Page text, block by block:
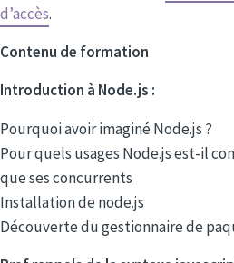
d’accès.
Contenu de formation
Introduction à Node.js :
Pourquoi avoir imaginé Node.js ?
Pour quels usages Node.js est-il
que ses concurrents
Installation de node.js
Découverte du gestionnaire de